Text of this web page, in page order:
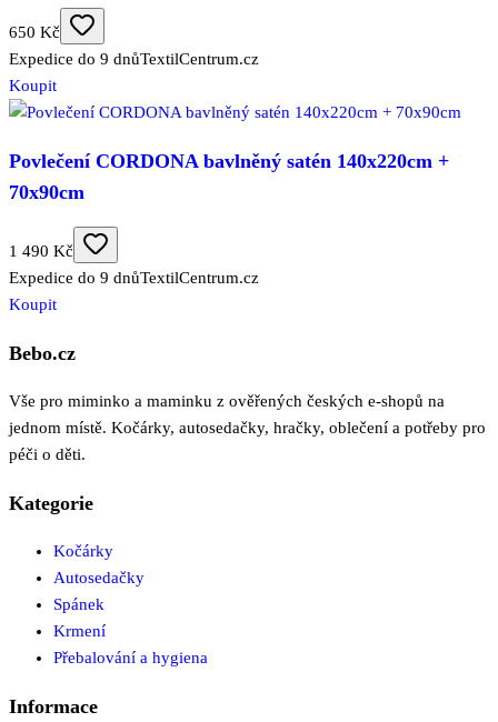
650 Kč
Expedice do 9 dnůTextilCentrum.cz
Koupit
Povlečení CORDONA bavlněný satén 140x220cm +
70x90cm
1 490 Kč
Expedice do 9 dnůTextilCentrum.cz
Koupit
Bebo.cz
Vše pro miminko a maminku z ověřených českých e-shopů na
jednom místě. Kočárky, autosedačky, hračky, oblečení a potřeby pro
péči o děti.
Kategorie
Kočárky
Autosedačky
Spánek
Krmení
Přebalování a hygiena
Informace